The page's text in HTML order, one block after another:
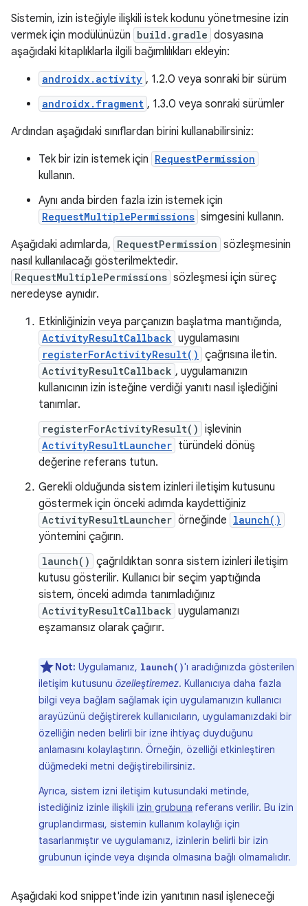
Sistemin, izin isteğiyle ilişkili istek kodunu yönetmesine izin
vermek için modülünüzün build.gradle dosyasına
aşağıdaki kitaplıklarla ilgili bağımlılıkları ekleyin:
androidx.activity , 1.2.0 veya sonraki bir sürüm
androidx.fragment , 1.3.0 veya sonraki sürümler
Ardından aşağıdaki sınıflardan birini kullanabilirsiniz:
Tek bir izin istemek için RequestPermission
kullanın.
Aynı anda birden fazla izin istemek için
RequestMultiplePermissions simgesini kullanın.
Aşağıdaki adımlarda, RequestPermission sözleşmesinin
nasıl kullanılacağı gösterilmektedir.
RequestMultiplePermissions sözleşmesi için süreç
neredeyse aynıdır.
Etkinliğinizin veya parçanızın başlatma mantığında,
ActivityResultCallback uygulamasını
registerForActivityResult() çağrısına iletin.
ActivityResultCallback , uygulamanızın
kullanıcının izin isteğine verdiği yanıtı nasıl işlediğini
tanımlar.
registerForActivityResult() işlevinin
ActivityResultLauncher türündeki dönüş
değerine referans tutun.
Gerekli olduğunda sistem izinleri iletişim kutusunu
göstermek için önceki adımda kaydettiğiniz
ActivityResultLauncher örneğinde launch()
yöntemini çağırın.
launch() çağrıldıktan sonra sistem izinleri iletişim
kutusu gösterilir. Kullanıcı bir seçim yaptığında
sistem, önceki adımda tanımladığınız
ActivityResultCallback uygulamanızı
eşzamansız olarak çağırır.
Not: Uygulamanız, launch()'ı aradığınızda gösterilen
iletişim kutusunu özelleştiremez. Kullanıcıya daha fazla
bilgi veya bağlam sağlamak için uygulamanızın kullanıcı
arayüzünü değiştirerek kullanıcıların, uygulamanızdaki bir
özelliğin neden belirli bir izne ihtiyaç duyduğunu
anlamasını kolaylaştırın. Örneğin, özelliği etkinleştiren
düğmedeki metni değiştirebilirsiniz.
Ayrıca, sistem izni iletişim kutusundaki metinde,
istediğiniz izinle ilişkili izin grubuna referans verilir. Bu izin
gruplandırması, sistemin kullanım kolaylığı için
tasarlanmıştır ve uygulamanız, izinlerin belirli bir izin
grubunun içinde veya dışında olmasına bağlı olmamalıdır.
Aşağıdaki kod snippet'inde izin yanıtının nasıl işleneceği